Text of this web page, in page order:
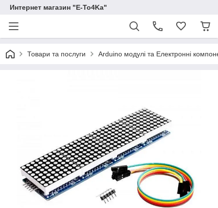
Интернет магазин "E-To4Ka"
Товари та послуги Arduino модулі та Електронні